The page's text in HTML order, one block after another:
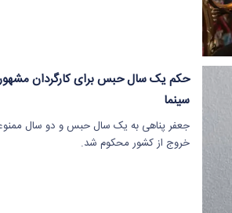
حکم یک سال حبس برای کارگردان
سینما
جعفر پناهی به یک سال حبس و دو سال
خروج از کشور محکوم شد.